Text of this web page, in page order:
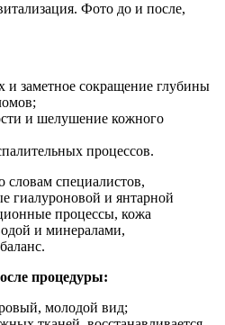
и заметное сокращение глубины
и шелушение кожного
процессов.
словам специалистов,
гиалуроновой и янтарной
процессы, кожа
и минералами,
процедуры:
молодой вид;